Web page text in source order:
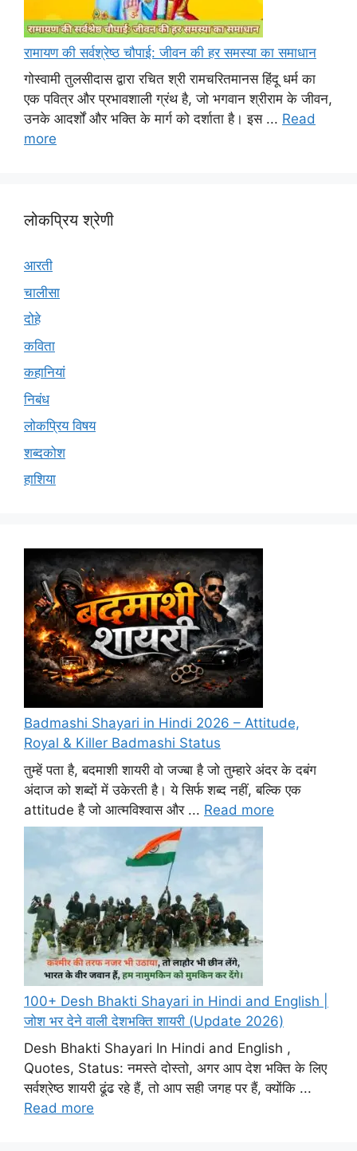
रामायण की सर्वश्रेष्ठ चौपाई: जीवन की हर समस्या का समाधान
गोस्वामी तुलसीदास द्वारा रचित श्री रामचरितमानस हिंदू धर्म का
एक पवित्र और प्रभावशाली ग्रंथ है, जो भगवान श्रीराम के जीवन,
उनके आदर्शों और भक्ति के मार्ग को दर्शाता है। इस ... Read
more
लोकप्रिय श्रेणी
आरती
चालीसा
दोहे
कविता
कहानियां
निबंध
लोकप्रिय विषय
शब्दकोश
हाशिया
Badmashi Shayari in Hindi 2026 – Attitude,
Royal & Killer Badmashi Status
तुम्हें पता है, बदमाशी शायरी वो जज्बा है जो तुम्हारे अंदर के दबंग
अंदाज को शब्दों में उकेरती है। ये सिर्फ शब्द नहीं, बल्कि एक
attitude है जो आत्मविश्वास और ... Read more
100+ Desh Bhakti Shayari in Hindi and English |
जोश भर देने वाली देशभक्ति शायरी (Update 2026)
Desh Bhakti Shayari In Hindi and English ,
Quotes, Status: नमस्ते दोस्तो, अगर आप देश भक्ति के लिए
सर्वश्रेष्ठ शायरी ढूंढ रहे हैं, तो आप सही जगह पर हैं, क्योंकि ...
Read more